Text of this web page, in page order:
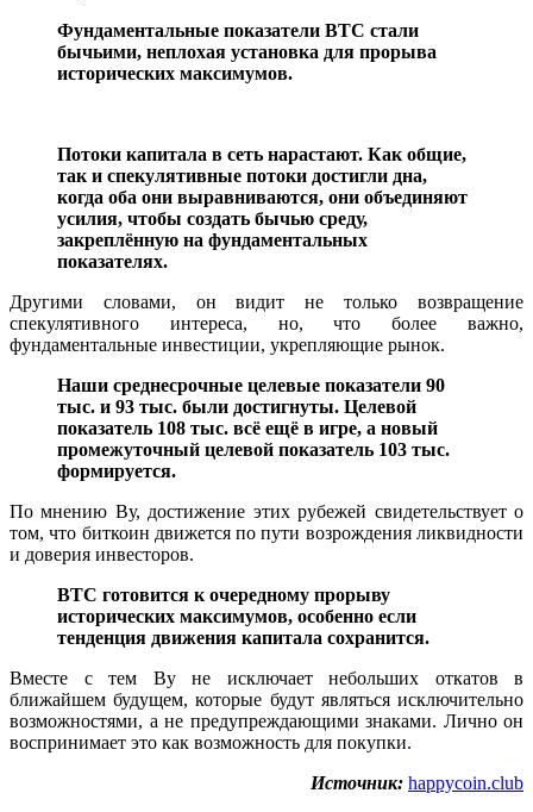
Фундаментальные показатели BTC стали
бычьими, неплохая установка для прорыва
исторических максимумов.
Потоки капитала в сеть нарастают. Как общие,
так и спекулятивные потоки достигли дна,
когда оба они выравниваются, они объединяют
усилия, чтобы создать бычью среду,
закреплённую на фундаментальных
показателях.
Другими словами, он видит не только возвращение
спекулятивного интереса, но, что более важно,
фундаментальные инвестиции, укрепляющие рынок.
Наши среднесрочные целевые показатели 90
тыс. и 93 тыс. были достигнуты. Целевой
показатель 108 тыс. всё ещё в игре, а новый
промежуточный целевой показатель 103 тыс.
формируется.
По мнению Ву, достижение этих рубежей свидетельствует о
том, что биткоин движется по пути возрождения ликвидности
и доверия инвесторов.
BTC готовится к очередному прорыву
исторических максимумов, особенно если
тенденция движения капитала сохранится.
Вместе с тем Ву не исключает небольших откатов в
ближайшем будущем, которые будут являться исключительно
возможностями, а не предупреждающими знаками. Лично он
воспринимает это как возможность для покупки.
Источник: happycoin.club